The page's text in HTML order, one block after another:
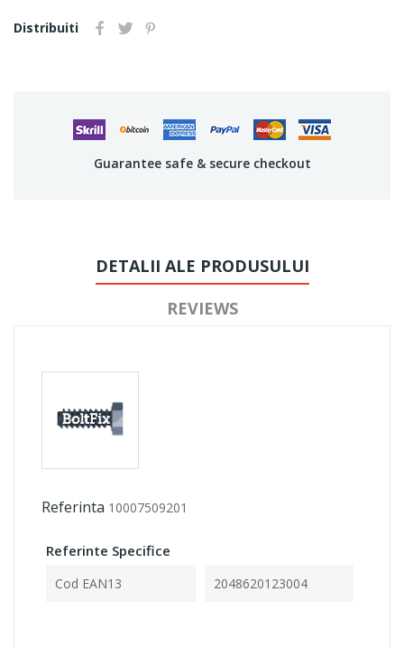
Distribuiti
Guarantee safe & secure checkout
DETALII ALE PRODUSULUI
REVIEWS
Referinta 10007509201
Referinte Specifice
Cod EAN13 2048620123004